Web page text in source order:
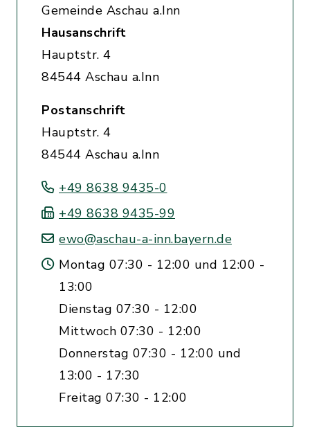
Gemeinde Aschau a.Inn
Hausanschrift
Hauptstr. 4
84544 Aschau a.Inn
Postanschrift
Hauptstr. 4
84544 Aschau a.Inn
+49 8638 9435-0
+49 8638 9435-99
ewo@aschau-a-inn.bayern.de
Montag 07:30 - 12:00 und 12:00 -
13:00
Dienstag 07:30 - 12:00
Mittwoch 07:30 - 12:00
Donnerstag 07:30 - 12:00 und
13:00 - 17:30
Freitag 07:30 - 12:00